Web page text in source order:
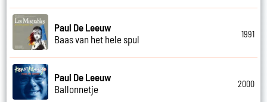
Paul De Leeuw
Baas van het hele spul
1991
Paul De Leeuw
Ballonnetje
2000